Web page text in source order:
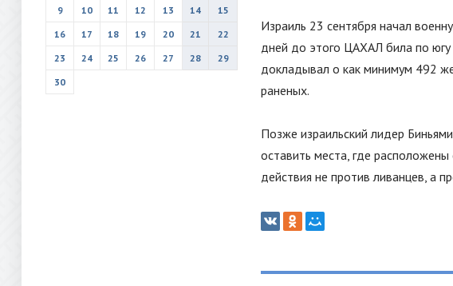
9
10 11 12 13 14
15
16
17 18 19 20 21
22
23
24 25 26 27 28
29
30
Израиль 23 сентября начал
дней до этого ЦАХАЛ била по югу
докладывал о как минимум 492
раненых.
Позже израильский лидер
оставить места, где
действия не против ливанцев, а